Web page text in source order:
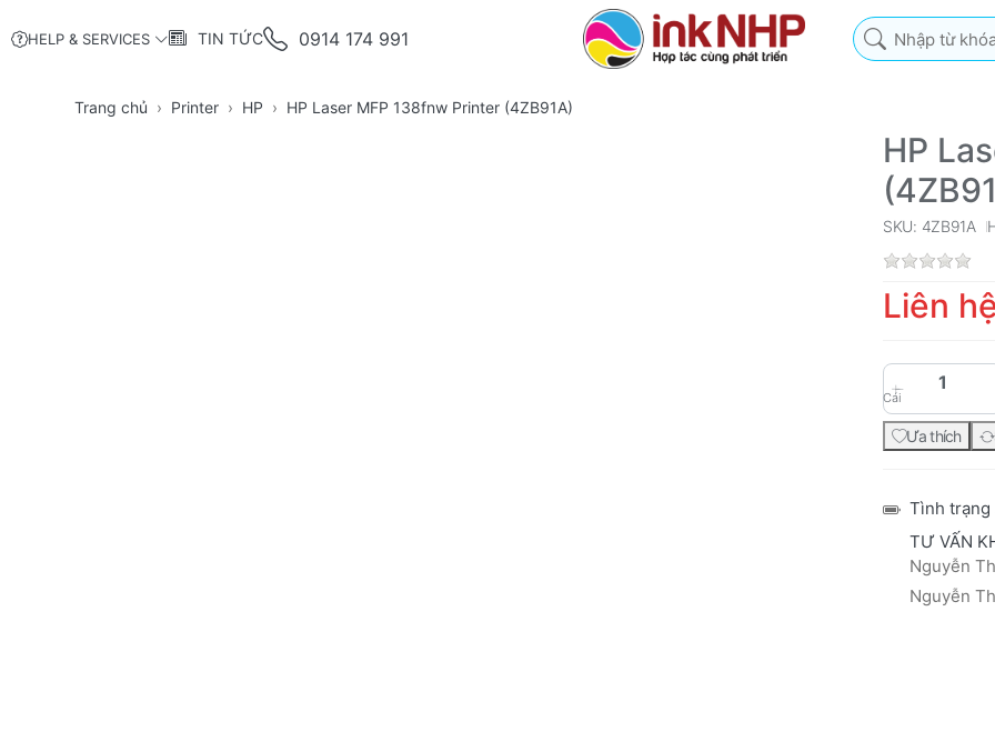
HELP & SERVICES TIN TỨC 0914 174 991
Nhập từ khóa tìm
Trang chủ Printer HP HP Laser MFP 138fnw Printer (4ZB91A)
HP
SKU: 4ZB91A
Liên
Cái
Ưa thích
Tình trạng
TƯ VẤN
Nguyễn
Nguyễn